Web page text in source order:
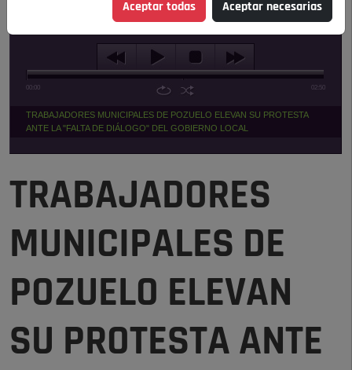
Escucha el audio de esta noticia:
00:00 02:50
TRABAJADORES MUNICIPALES DE POZUELO ELEVAN SU PROTESTA
ANTE LA "FALTA DE DIÁLOGO" DEL GOBIERNO LOCAL
TRABAJADORES
MUNICIPALES DE
POZUELO ELEVAN
SU PROTESTA ANTE
Aceptar todas Aceptar necesarias